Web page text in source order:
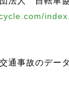
通事故のデー